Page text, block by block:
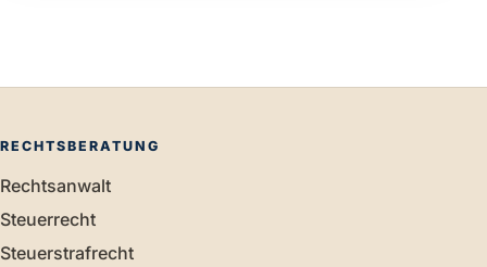
RECHTSBERATUNG
Rechtsanwalt
Steuerrecht
Steuerstrafrecht